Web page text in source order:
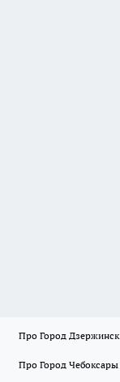
Про Город Дзержинск
Про Город Чебоксары